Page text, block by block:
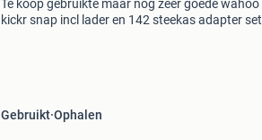
Te koop gebruikte maar nog zeer goede wahoo
kickr snap incl lader en 142 steekas adapter set
Gebruikt Ophalen